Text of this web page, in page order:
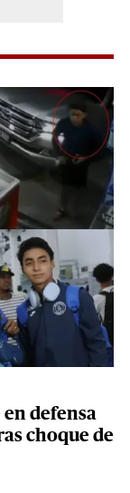
en defensa
choque de